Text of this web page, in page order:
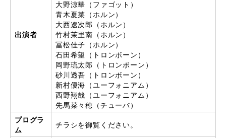
出演者
大野涼華（ファゴット）
青木夏菜（ホルン）
大西遼次郎（ホルン）
竹村茉里南（ホルン）
冨松佳子（ホルン）
石田希望（トロンボーン）
岡野琉太郎（トロンボーン）
砂川透吾（トロンボーン）
新村優海（ユーフォニアム）
西野翔哉（ユーフォニアム）
先馬菜々穂（チューバ）
プログラ
ム
チラシを御覧ください。